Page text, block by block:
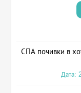
СПА почивки в
Дата: